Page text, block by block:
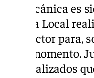
La mecánica es
Policía Local
conductor para,
en el momento.
especializados